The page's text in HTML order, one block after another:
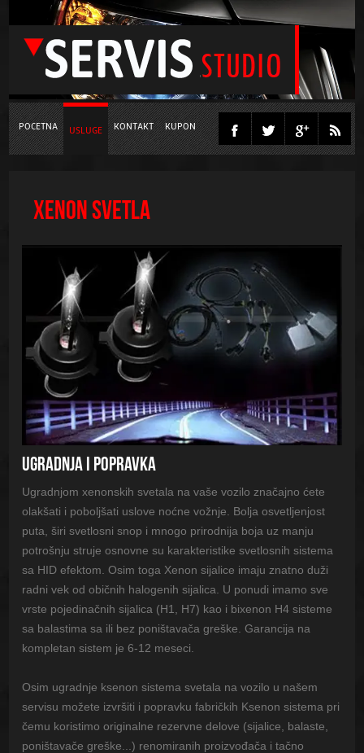
POCETNA USLUGE KONTAKT KUPON
XENON SVETLA
UGRADNJA I POPRAVKA
Ugradnjom xenonskih svetala na vaše vozilo značajno ćete
olakšati i poboljšati uslove noćne vožnje. Bolja osvetljenjost
puta, širi svetlosni snop i mnogo prirodnija boja uz manju
potrošnju struje osnovne su karakteristike svetlosnih sistema
sa HID efektom. Osim toga Xenon sijalice imaju znatno duži
radni vek od običnih halogenih sijalica. U ponudi imamo sve
vrste pojedinačnih sijalica (H1, H7) kao i bixenon H4 sisteme
sa balastima sa ili bez poništavača greške. Garancija na
kompletan sistem je 6-12 meseci.
Osim ugradnje ksenon sistema svetala na vozilo u našem
servisu možete izvršiti i popravku fabričkih Ksenon sistema pri
čemu koristimo originalne rezervne delove (sijalice, balaste,
poništavače greške...) renomiranih proizvođača i tačno